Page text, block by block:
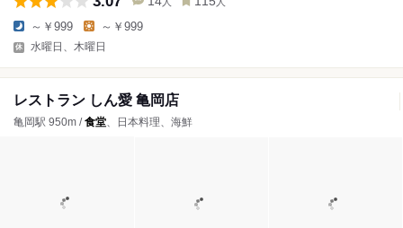
～￥999 ～￥999
水曜日、木曜日
レストラン しん愛 亀岡店
亀岡駅 950m /食堂、日本料理、海鮮